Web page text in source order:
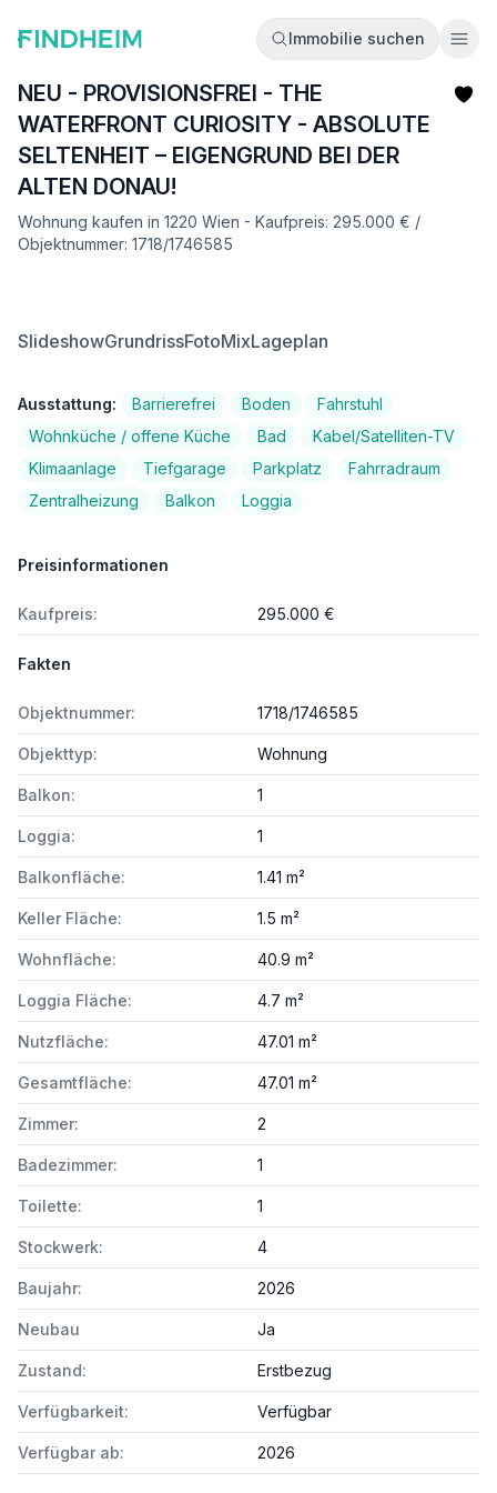
Immobilie suchen
NEU - PROVISIONSFREI - THE
WATERFRONT CURIOSITY - ABSOLUTE
SELTENHEIT – EIGENGRUND BEI DER
ALTEN DONAU!
Wohnung kaufen in 1220 Wien - Kaufpreis: 295.000 € /
Objektnummer: 1718/1746585
SlideshowGrundrissFotoMixLageplan
Ausstattung: Barrierefrei Boden
Fahrstuhl
Wohnküche / offene Küche
Bad
Kabel/Satelliten-TV
Klimaanlage
Tiefgarage Parkplatz
Fahrradraum
Zentralheizung
Balkon Loggia
Preisinformationen
Kaufpreis: 295.000 €
Fakten
Objektnummer: 1718/1746585
Objekttyp: Wohnung
Balkon: 1
Loggia: 1
Balkonfläche: 1.41 m²
Keller Fläche: 1.5 m²
Wohnfläche: 40.9 m²
Loggia Fläche: 4.7 m²
Nutzfläche: 47.01 m²
Gesamtfläche: 47.01 m²
Zimmer: 2
Badezimmer: 1
Toilette: 1
Stockwerk: 4
Baujahr: 2026
Neubau Ja
Zustand: Erstbezug
Verfügbarkeit: Verfügbar
Verfügbar ab: 2026